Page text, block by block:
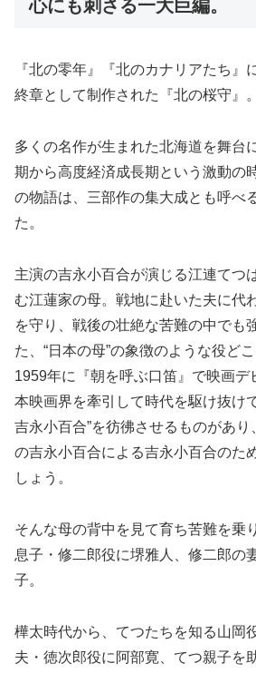
心にも刺さる一大巨編。
『北の零年』『北のカナリアたち』
終章として制作された『北の桜守』。
多くの名作が生まれた北海道を舞台
期から高度経済成長期という激動の
の物語は、三部作の集大成とも呼べ
た。
主演の吉永小百合が演じる江連てつ
む江蓮家の母。戦地に赴いた夫に代
を守り、戦後の壮絶な苦難の中でも
た、“日本の母”の象徴のような役ど
1959年に『朝を呼ぶ口笛』で映画デ
本映画界を牽引して時代を駆け抜け
吉永小百合”を彷彿させるものがあり
の吉永小百合による吉永小百合のた
しょう。
そんな母の背中を見て育ち苦難を乗
息子・修二郎役に堺雅人、修二郎の
子。
樺太時代から、てつたちを知る山岡
夫・徳次郎役に阿部寛、てつ親子を